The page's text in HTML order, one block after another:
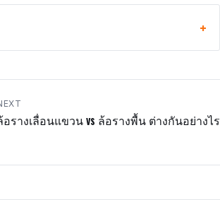
อรางเลื่อนแขวน vs ล้อรางพื้น ต่างกันอย่างไร